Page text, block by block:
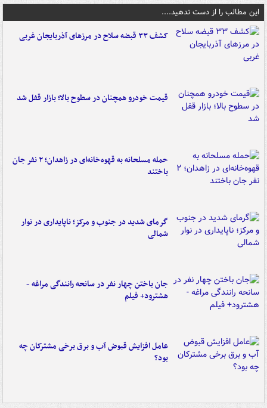
این مطالب را از دست ندهید....
کشف ۳۳ قبضه سلاح در مرزهای آذربایجان غربی
قیمت خودرو همچنان در سطوح بالا؛ بازار قفل شد
حمله مسلحانه به قهوه‌خانه‌ای در زاهدان؛ ۲ نفر جان
باختند
گرمای شدید در جنوب و مرکز؛ ناپایداری در نوار
شمالی
جان باختن چهار نفر در سانحه رانندگی مراغه -
هشترود+ فیلم
عامل افزایش قبوض آب و برق برخی مشترکان چه
بود؟